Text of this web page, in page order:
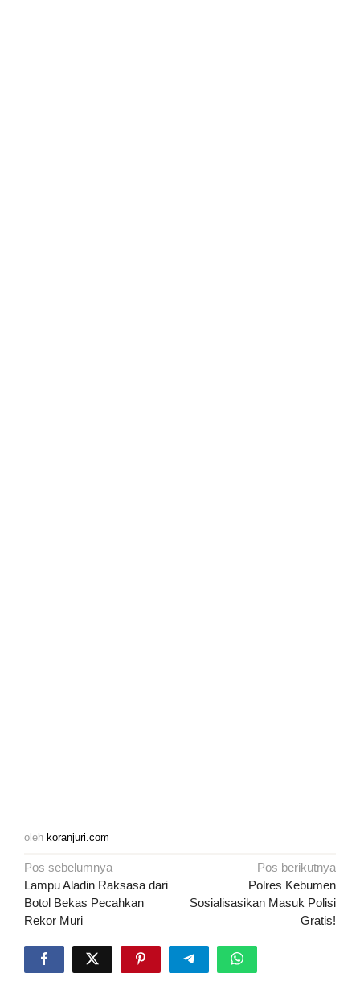
oleh koranjuri.com
Navigasi
pos
Pos sebelumnya
Lampu Aladin Raksasa dari
Botol Bekas Pecahkan
Rekor Muri
Pos berikutnya
Polres Kebumen
Sosialisasikan Masuk Polisi
Gratis!